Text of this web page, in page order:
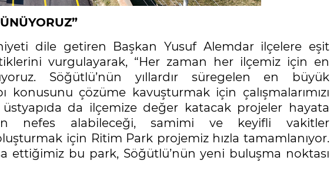
dile getiren Başkan Yusuf Alemdar ilçelere eşit
vurgulayarak, “Her zaman her ilçemiz için en
Söğütlü’nün yıllardır süregelen en büyük
konusunu çözüme kavuşturmak için çalışmalarımızı
üstyapıda da ilçemize değer katacak projeler hayata
nefes alabileceği, samimi ve keyifli vakitler
için Ritim Park projemiz hızla tamamlanıyor.
ettiğimiz bu park, Söğütlü’nün yeni buluşma noktası